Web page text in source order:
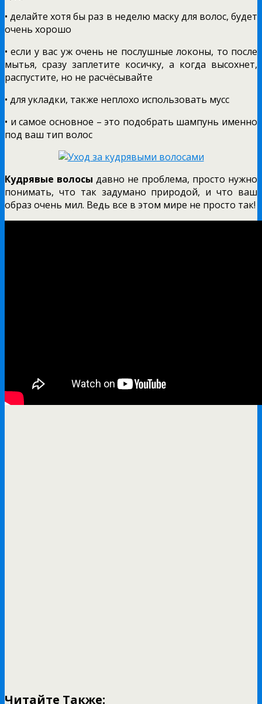
• делайте хотя бы раз в неделю маску для волос, будет
очень хорошо
• если у вас уж очень не послушные локоны, то после
мытья, сразу заплетите косичку, а когда высохнет,
распустите, но не расчёсывайте
• для укладки, также неплохо использовать мусс
• и самое основное – это подобрать шампунь именно
под ваш тип волос
Кудрявые волосы давно не проблема, просто нужно
понимать, что так задумано природой, и что ваш
образ очень мил. Ведь все в этом мире не просто так!
Читайте Также: